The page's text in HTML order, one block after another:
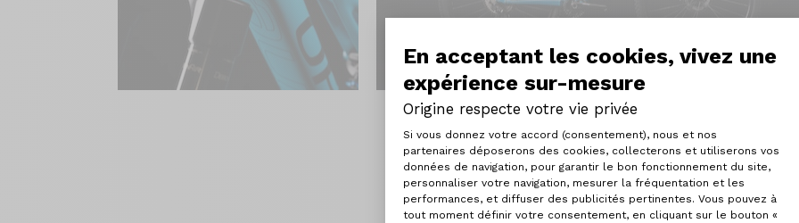
En acceptant les cookies, vivez une
expérience sur-mesure
Origine respecte votre vie privée
Plateforme de Gestion du
Si vous donnez votre accord (consentement), nous et nos
partenaires déposerons des cookies, collecterons et utiliserons vos
données de navigation, pour garantir le bon fonctionnement du site,
personnaliser votre navigation, mesurer la fréquentation et les
performances, et diffuser des publicités pertinentes. Vous pouvez à
tout moment définir votre consentement, en cliquant sur le bouton «
Axeptio consent